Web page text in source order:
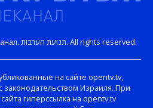
Copyright © Открытый телеканал. תנועת הערבות. All rights reserved.
на сайте opentv.tv,
законодательством Израиля. При
гиперссылка на opentv.tv